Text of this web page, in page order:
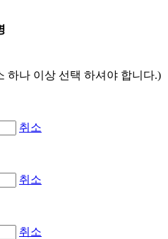
하나 이상 선택 하셔야 합니다.)
취소
취소
취소